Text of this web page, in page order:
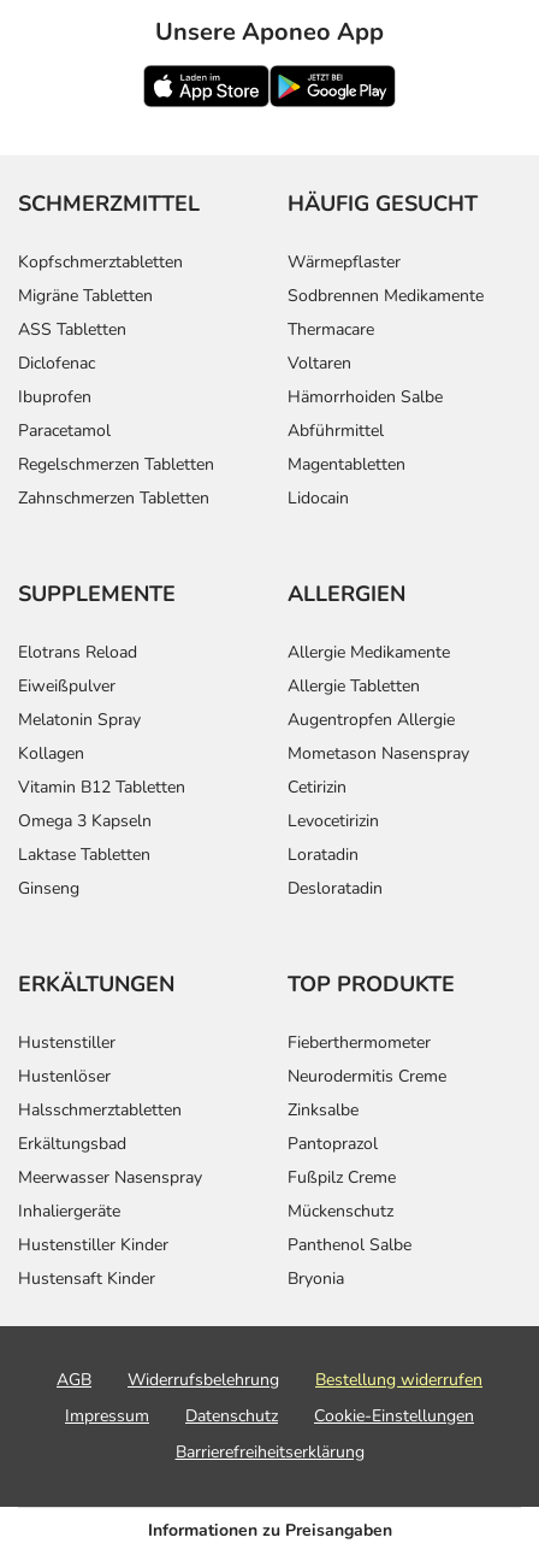
Unsere Aponeo App
SCHMERZMITTEL
Kopfschmerztabletten
Migräne Tabletten
ASS Tabletten
Diclofenac
Ibuprofen
Paracetamol
Regelschmerzen Tabletten
Zahnschmerzen Tabletten
HÄUFIG GESUCHT
Wärmepflaster
Sodbrennen Medikamente
Thermacare
Voltaren
Hämorrhoiden Salbe
Abführmittel
Magentabletten
Lidocain
SUPPLEMENTE
Elotrans Reload
Eiweißpulver
Melatonin Spray
Kollagen
Vitamin B12 Tabletten
Omega 3 Kapseln
Laktase Tabletten
Ginseng
ALLERGIEN
Allergie Medikamente
Allergie Tabletten
Augentropfen Allergie
Mometason Nasenspray
Cetirizin
Levocetirizin
Loratadin
Desloratadin
ERKÄLTUNGEN
Hustenstiller
Hustenlöser
Halsschmerztabletten
Erkältungsbad
Meerwasser Nasenspray
Inhaliergeräte
Hustenstiller Kinder
Hustensaft Kinder
TOP PRODUKTE
Fieberthermometer
Neurodermitis Creme
Zinksalbe
Pantoprazol
Fußpilz Creme
Mückenschutz
Panthenol Salbe
Bryonia
AGB Widerrufsbelehrung
Bestellung widerrufen
Impressum
Datenschutz
Cookie-Einstellungen
Barrierefreiheitserklärung
Informationen zu Preisangaben